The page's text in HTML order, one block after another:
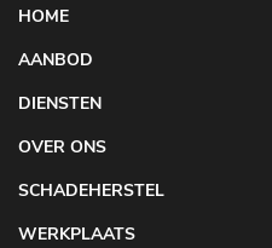
HOME
AANBOD
DIENSTEN
OVER ONS
SCHADEHERSTEL
WERKPLAATS